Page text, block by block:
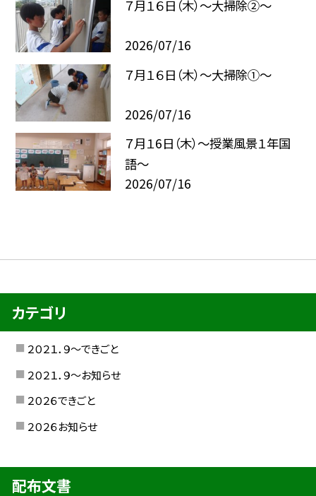
７月１６日（木）～大掃除②～
2026/07/16
７月１６日（木）～大掃除①～
2026/07/16
７月１6日（木）～授業風景１年国
語～
2026/07/16
カテゴリ
２０２１．９〜できごと
２０２１．９〜お知らせ
２０２６できごと
２０２６お知らせ
配布文書